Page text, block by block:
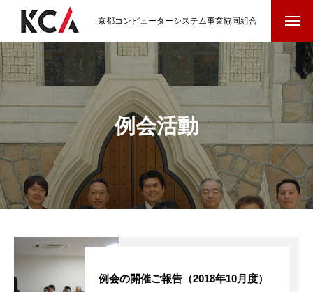
京都コンピューターシステム事業協同組合
例会活動
例会の開催ご報告（2018年10月度）